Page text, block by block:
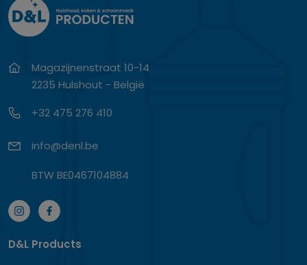
Magazijnenstraat 10-14
2235 Hulshout - België
+32 475 276 410
info@denl.be
BTW BE0467104884
D&L Products